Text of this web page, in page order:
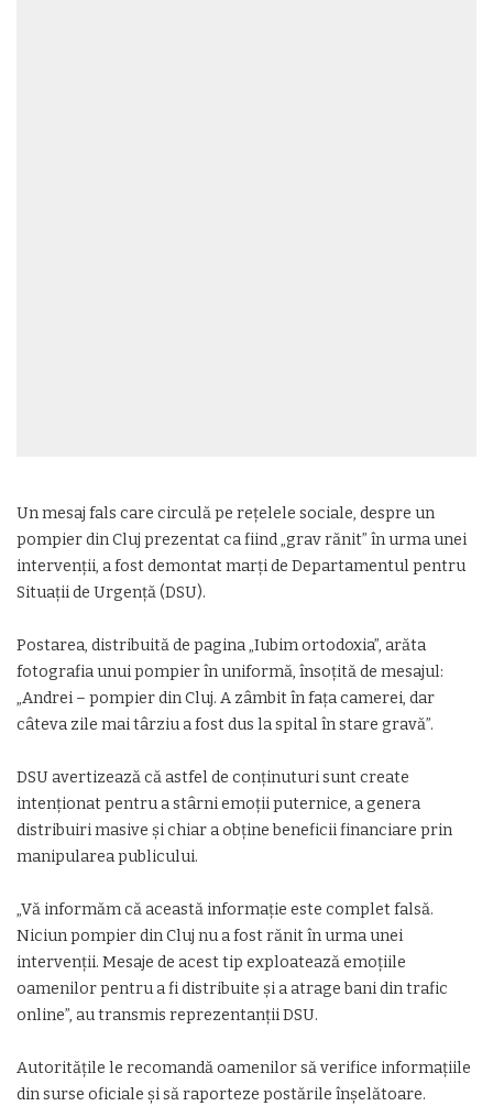
Un mesaj fals care circulă pe rețelele sociale, despre un
pompier din Cluj prezentat ca fiind „grav rănit” în urma unei
intervenții, a fost demontat marți de Departamentul pentru
Situații de Urgență (DSU).
Postarea, distribuită de pagina „Iubim ortodoxia”, arăta
fotografia unui pompier în uniformă, însoțită de mesajul:
„Andrei – pompier din Cluj. A zâmbit în fața camerei, dar
câteva zile mai târziu a fost dus la spital în stare gravă”.
DSU avertizează că astfel de conținuturi sunt create
intenționat pentru a stârni emoții puternice, a genera
distribuiri masive și chiar a obține beneficii financiare prin
manipularea publicului.
„Vă informăm că această informație este complet falsă.
Niciun pompier din Cluj nu a fost rănit în urma unei
intervenții. Mesaje de acest tip exploatează emoțiile
oamenilor pentru a fi distribuite și a atrage bani din trafic
online”, au transmis reprezentanții DSU.
Autoritățile le recomandă oamenilor să verifice informațiile
din surse oficiale și să raporteze postările înșelătoare.